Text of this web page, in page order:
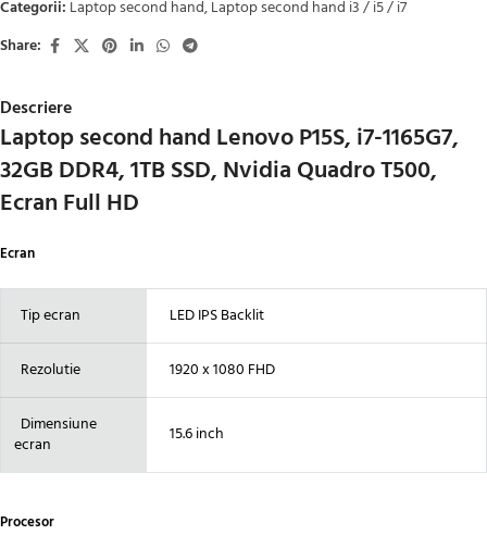
Categorii: Laptop second hand,Laptop second hand i3 / i5 / i7
Share:
Descriere
Laptop second hand Lenovo P15S, i7-1165G7,
32GB DDR4, 1TB SSD, Nvidia Quadro T500,
Ecran Full HD
Ecran
Tip ecran LED IPS Backlit
Rezolutie 1920 x 1080 FHD
Dimensiune
ecran
15.6 inch
Procesor